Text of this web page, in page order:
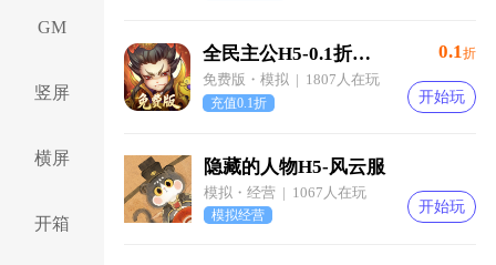
GM
竖屏
横屏
开箱
全民主公H5-0.1折免费版
免费版・模拟 | 1807人在玩
充值0.1折
0.1折
开始玩
隐藏的人物H5-风云服
模拟・经营 | 1067人在玩
模拟经营
开始玩